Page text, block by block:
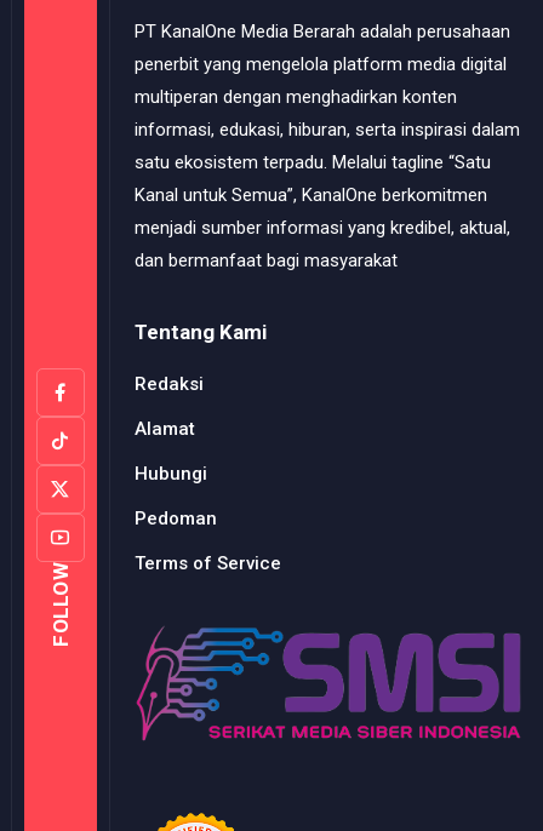
FOLLOW
PT KanalOne Media Berarah adalah perusahaan
penerbit yang mengelola platform media digital
multiperan dengan menghadirkan konten
informasi, edukasi, hiburan, serta inspirasi dalam
satu ekosistem terpadu. Melalui tagline “Satu
Kanal untuk Semua”, KanalOne berkomitmen
menjadi sumber informasi yang kredibel, aktual,
dan bermanfaat bagi masyarakat
Tentang Kami
Redaksi
Alamat
Hubungi
Pedoman
Terms of Service